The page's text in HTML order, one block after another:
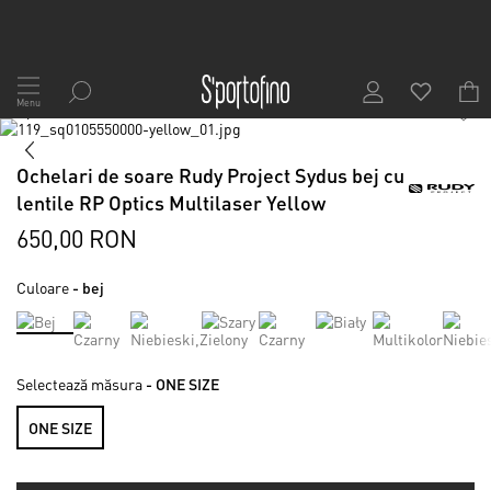
Mergeți
la
Conținut
Menu
Skip
the
end
the
images
1/6
Skip
the
beginning
the
gallery
Ochelari de soare Rudy Project Sydus bej cu
lentile RP Optics Multilaser Yellow
650,00 RON
Culoare - bej
Selectează măsura - ONE SIZE
ONE SIZE